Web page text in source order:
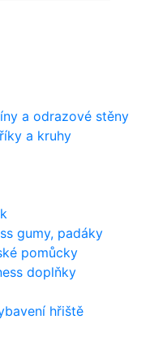
a odrazové stěny
a kruhy
gumy, padáky
pomůcky
doplňky
hřiště